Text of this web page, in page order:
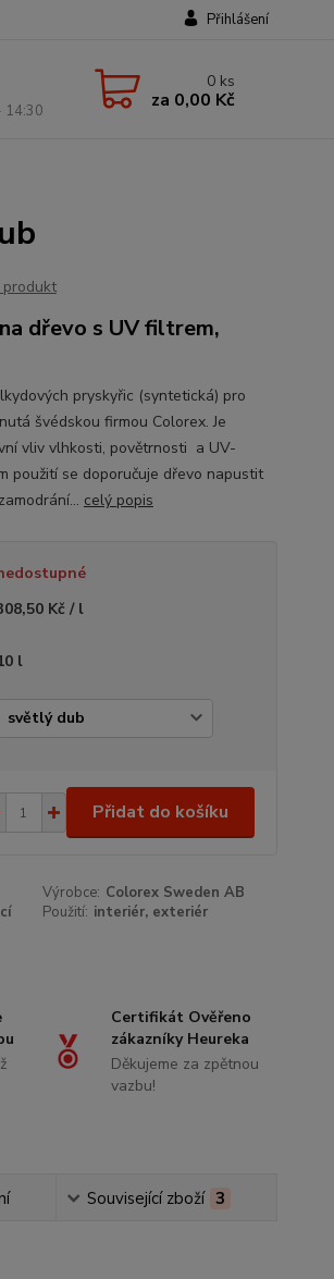
Přihlášení
14:30
0 ks
za 0,00 Kč
dřevo s UV filtrem,
pryskyřic (syntetická) pro
švédskou firmou Colorex. Je
vliv vlhkosti, povětrnosti a UV-
použití se doporučuje dřevo napustit
celý popis
Kč / l
l
Přidat do košíku
Výrobce: Colorex Sweden AB
Použití: interiér, exteriér
Certifikát Ověřeno
zákazníky Heureka
Děkujeme za zpětnou
vazbu!
Související zboží 3